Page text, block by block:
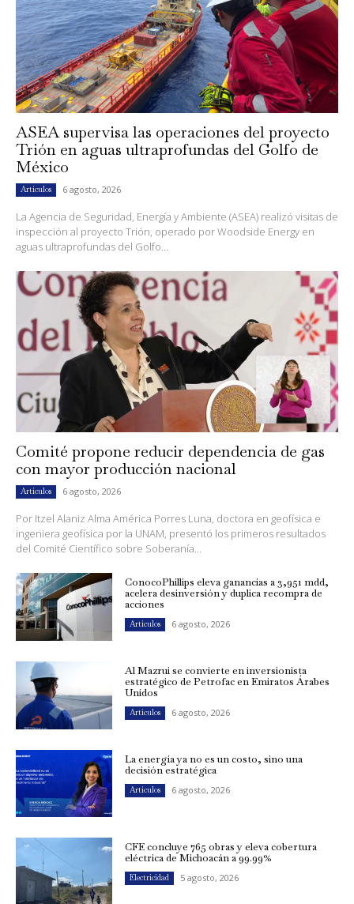
ASEA supervisa las operaciones del proyecto
Trión en aguas ultraprofundas del Golfo de
México
Artículos 6 agosto, 2026
La Agencia de Seguridad, Energía y Ambiente (ASEA) realizó visitas de
inspección al proyecto Trión, operado por Woodside Energy en
aguas ultraprofundas del Golfo...
Comité propone reducir dependencia de gas
con mayor producción nacional
Artículos 6 agosto, 2026
Por Itzel Alaniz Alma América Porres Luna, doctora en geofísica e
ingeniera geofísica por la UNAM, presentó los primeros resultados
del Comité Científico sobre Soberanía...
ConocoPhillips eleva ganancias a 3,951 mdd,
acelera desinversión y duplica recompra de
acciones
Artículos 6 agosto, 2026
Al Mazrui se convierte en inversionista
estratégico de Petrofac en Emiratos Árabes
Unidos
Artículos 6 agosto, 2026
La energía ya no es un costo, sino una
decisión estratégica
Artículos 6 agosto, 2026
CFE concluye 765 obras y eleva cobertura
eléctrica de Michoacán a 99.99%
Electricidad 5 agosto, 2026